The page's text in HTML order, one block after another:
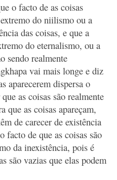
o facto de as coisas
do niilismo ou a
das coisas, e que a
do eternalismo, ou a
sendo realmente
vai mais longe e diz
aparecerem dispersa o
as coisas são realmente
que as coisas apareçam,
de carecer de existência
facto de que as coisas são
da inexistência, pois é
são vazias que elas podem